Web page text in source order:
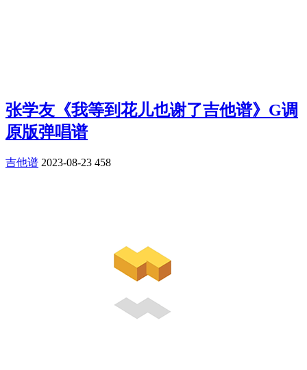
张学友《我等到花儿也谢了吉他谱》G调
原版弹唱谱
吉他谱 2023-08-23 458